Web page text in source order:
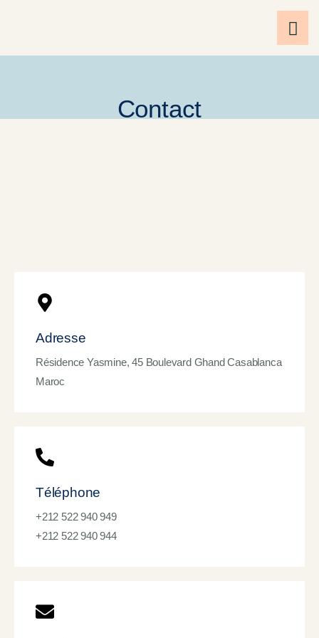
Contact
Adresse
Résidence Yasmine, 45 Boulevard Ghand Casablanca
Maroc
Téléphone
+212 522 940 949
+212 522 940 944